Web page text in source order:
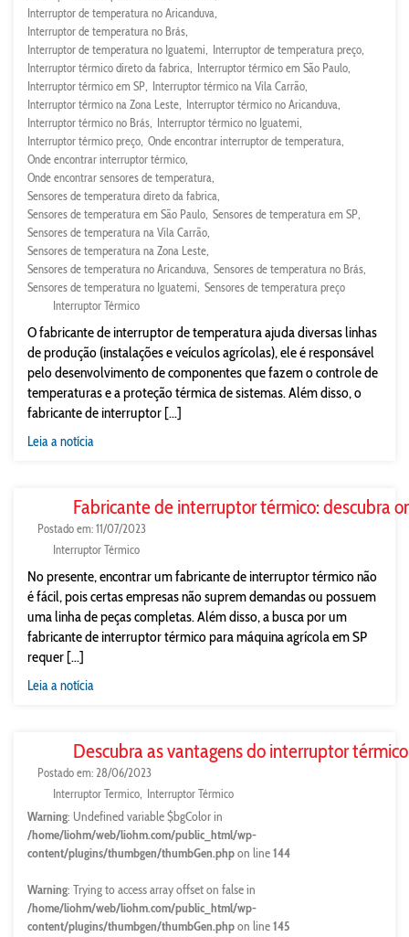
Interruptor de temperatura no Aricanduva
Interruptor de temperatura no Brás
Interruptor de temperatura no Iguatemi
Interruptor de temperatura preço
Interruptor térmico direto da fabrica
Interruptor térmico em São Paulo
Interruptor térmico em SP Interruptor térmico na Vila Carrão
Interruptor térmico na Zona Leste Interruptor térmico no Aricanduva
Interruptor térmico no Brás Interruptor térmico no Iguatemi
Interruptor térmico preço Onde encontrar interruptor de temperatura
Onde encontrar interruptor térmico
Onde encontrar sensores de temperatura
Sensores de temperatura direto da fabrica
Sensores de temperatura em São Paulo Sensores de temperatura em SP
Sensores de temperatura na Vila Carrão
Sensores de temperatura na Zona Leste
Sensores de temperatura no Aricanduva Sensores de temperatura no Brás
Sensores de temperatura no Iguatemi Sensores de temperatura preço
Interruptor Térmico
O fabricante de interruptor de temperatura ajuda diversas linhas
de produção (instalações e veículos agrícolas), ele é responsável
pelo desenvolvimento de componentes que fazem o controle de
temperaturas e a proteção térmica de sistemas. Além disso, o
fabricante de interruptor [...]
Leia a notícia
Fabricante de interruptor térmico: descubra
Postado em: 11/07/2023
Interruptor Térmico
No presente, encontrar um fabricante de interruptor térmico não
é fácil, pois certas empresas não suprem demandas ou possuem
uma linha de peças completas. Além disso, a busca por um
fabricante de interruptor térmico para máquina agrícola em SP
requer [...]
Leia a notícia
Descubra as vantagens do interruptor
Postado em: 28/06/2023
Interruptor Termico Interruptor Térmico
Warning: Undefined variable $bgColor in
/home/liohm/web/liohm.com/public_html/wp-
content/plugins/thumbgen/thumbGen.phpon line144
Warning: Trying to access array offset on false in
/home/liohm/web/liohm.com/public_html/wp-
content/plugins/thumbgen/thumbGen.phpon line145